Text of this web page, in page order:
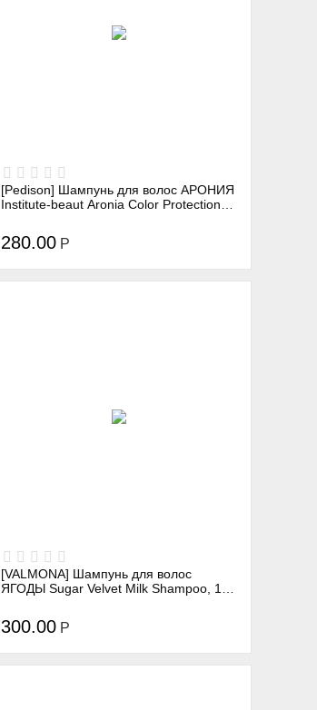
[Pedison] Шампунь для волос АРОНИЯ
Institute-beaut Aronia Color Protection
280.00 Р
[VALMONA] Шампунь для волос
ЯГОДЫ Sugar Velvet Milk Shampoo, 100
300.00 Р